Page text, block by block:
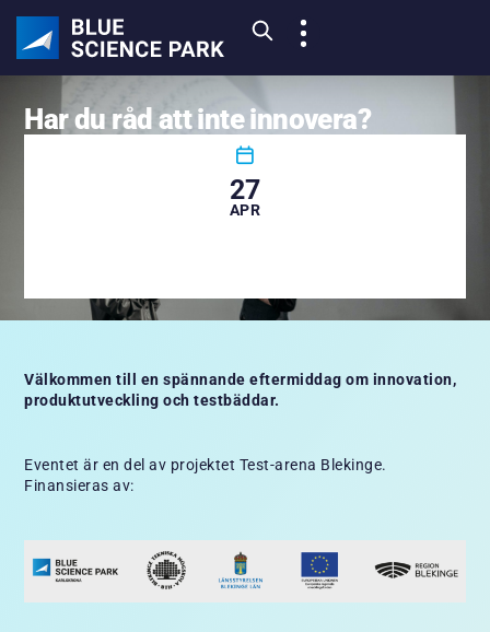
Har du råd att inte innovera?
27
APR
Välkommen till en spännande eftermiddag om innovation,
produktutveckling och testbäddar.
Eventet är en del av projektet Test-arena Blekinge.
Finansieras av: